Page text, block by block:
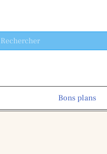
Bons plans